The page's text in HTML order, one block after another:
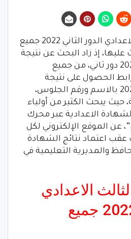
نتيجه الصف الثالث الاعدادي الدور الثاني 2022 جميع
إذ زاد البحث عن نتيجة
الشهادة الإعدادية 2022 دور ثاني، من جميع
الحصول على نتيجة
الشهادة الاعدادية 2022 بالاسم ورقم الجلوس،
حيث يبحث الكثير من أولياء
الاعدادية عبر محرك
عن الموقع الإلكتروني لكل
عقب اعتماد نتائج الشهادة
والمديرية التعليمية في
الاعدادي
الدور الثاني 2022 جميع